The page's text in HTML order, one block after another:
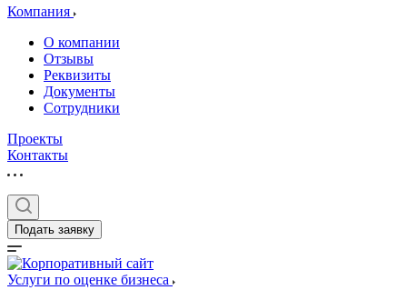
Компания
О компании
Отзывы
Реквизиты
Документы
Сотрудники
Проекты
Контакты
Подать заявку
Услуги по оценке бизнеса